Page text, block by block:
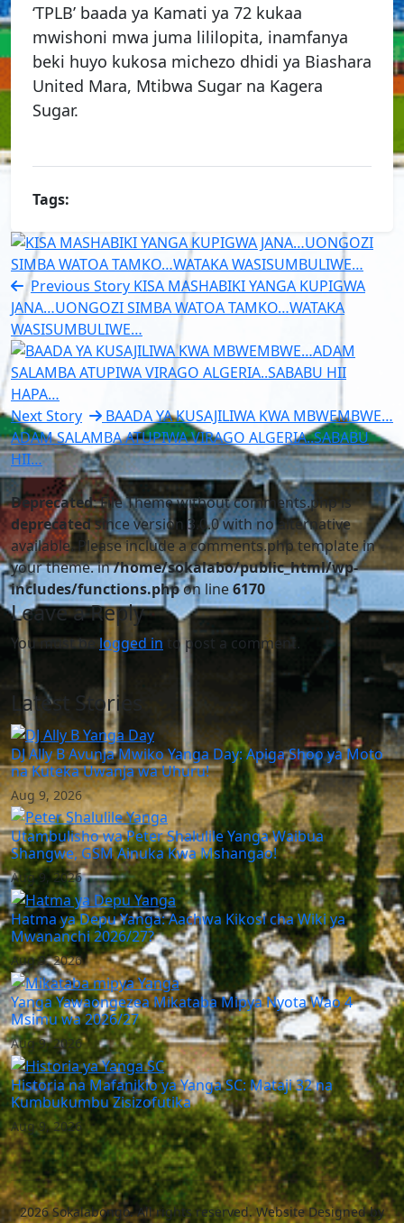
‘TPLB’ baada ya Kamati ya 72 kukaa
mwishoni mwa juma lililopita, inamfanya
beki huyo kukosa michezo dhidi ya Biashara
United Mara, Mtibwa Sugar na Kagera
Sugar.
Tags:
Previous Story KISA MASHABIKI YANGA KUPIGWA
JANA…UONGOZI SIMBA WATOA TAMKO…WATAKA
WASISUMBULIWE…
Next Story
BAADA YA KUSAJILIWA KWA MBWEMBWE…
ADAM SALAMBA ATUPIWA VIRAGO ALGERIA..SABABU
HII…
Deprecated: File Theme without comments.php is
deprecatedsince version 3.0.0 with no alternative
available. Please include a comments.php template in
your theme. in/home/sokalabo/public_html/wp-
includes/functions.phpon line6170
Leave a Reply
You must belogged in to post a comment.
Latest Stories
DJ Ally B Avunja Mwiko Yanga Day: Apiga Shoo ya Moto
na Kuteka Uwanja wa Uhuru!
Aug 9, 2026
Utambulisho wa Peter Shalulile Yanga Waibua
Shangwe, GSM Ainuka Kwa Mshangao!
Aug 9, 2026
Hatma ya Depu Yanga: Aachwa Kikosi cha Wiki ya
Mwananchi 2026/27?
Aug 9, 2026
Yanga Yawaongezea Mikataba Mipya Nyota Wao 4
Msimu wa 2026/27
Aug 9, 2026
Historia na Mafanikio ya Yanga SC: Mataji 32 na
Kumbukumbu Zisizofutika
Aug 9, 2026
2026 Sokalabongo. All rights reserved. Website Designed by